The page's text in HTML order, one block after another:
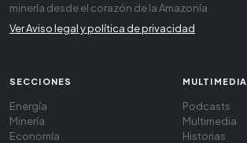
minería desde el corazón de la Amazonía
Ver Aviso legal y política de privacidad
SECCIONES
Energía
Minería
Economía
MULTIMEDIA
Podcasts
Multimedia
Historias